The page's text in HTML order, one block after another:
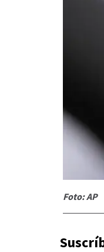
Foto: AP